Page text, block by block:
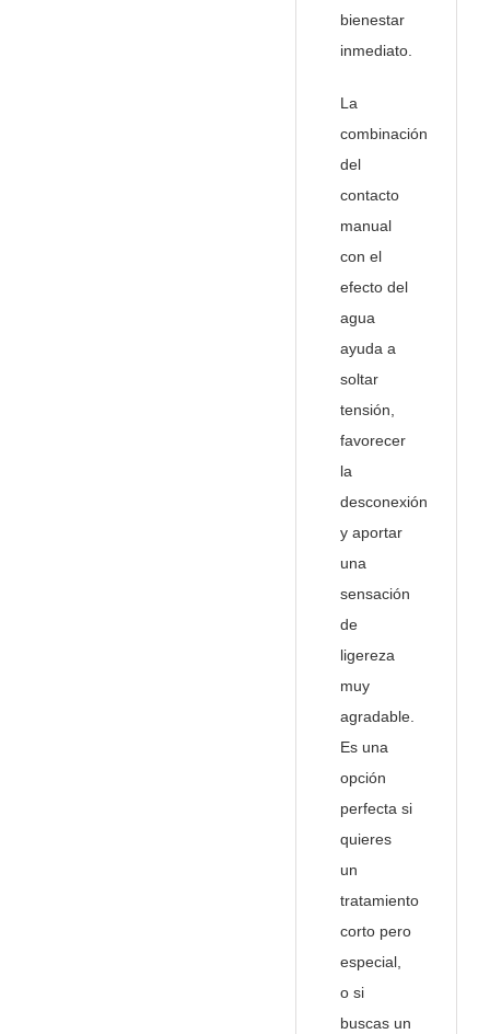
bienestar
inmediato.
La
combinación
del
contacto
manual
con el
efecto del
agua
ayuda a
soltar
tensión,
favorecer
la
desconexión
y aportar
una
sensación
de
ligereza
muy
agradable.
Es una
opción
perfecta si
quieres
un
tratamiento
corto pero
especial,
o si
buscas un